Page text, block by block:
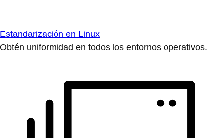
Estandarización en Linux
Obtén uniformidad en todos los entornos operativos.